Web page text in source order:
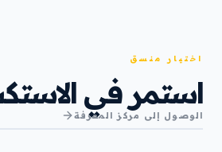
اختيار منسق
استمر في
الوصول إلى مركز المعرفة